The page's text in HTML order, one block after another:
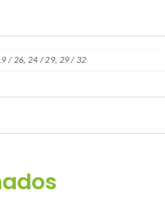
/ 26, 24 / 29, 29 / 32